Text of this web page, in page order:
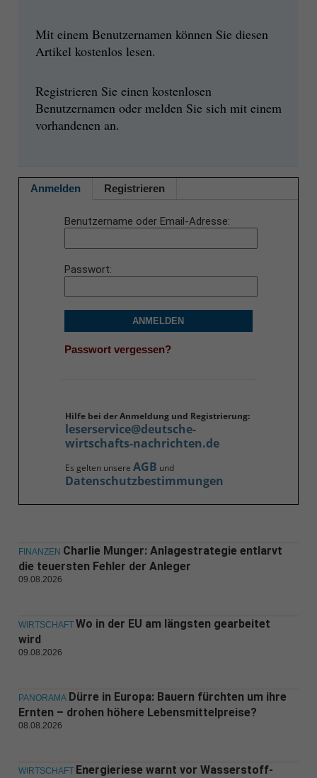
Mit einem Benutzernamen können Sie diesen
Artikel kostenlos lesen.
Registrieren Sie einen kostenlosen
Benutzernamen oder melden Sie sich mit einem
vorhandenen an.
Anmelden Registrieren
Benutzername oder Email-Adresse
Passwort
ANMELDEN
Passwort vergessen?
Hilfe bei der Anmeldung und Registrierung:
leserservice@deutsche-
wirtschafts-nachrichten.de
Es gelten unsere AGB und
Datenschutzbestimmungen
FINANZEN Charlie Munger: Anlagestrategie entlarvt
die teuersten Fehler der Anleger
09.08.2026
WIRTSCHAFT Wo in der EU am längsten gearbeitet
wird
09.08.2026
PANORAMA Dürre in Europa: Bauern fürchten um ihre
Ernten – drohen höhere Lebensmittelpreise?
08.08.2026
WIRTSCHAFT Energieriese warnt vor Wasserstoff-